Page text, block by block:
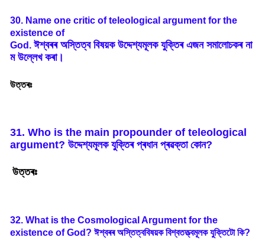
30. Name one critic of teleological argument for the
existence of
God. ঈশ্বৰৰ অস্তিত্ব বিষয়ক উদ্দেশ্যমূলক যুক্তিৰ এজন সমালোচকৰ না
ম উল্লেখ কৰা।
উত্তৰঃ
31. Who is the main propounder of teleological
argument? উদ্দেশ্যমূলক যুক্তিৰ প্ৰধান প্ৰৱক্তা কোন?
উত্তৰঃ
32. What is the Cosmological Argument for the
existence of God? ঈশ্বৰৰ অস্তিত্ববিষয়ক বিশ্বতত্ত্বমূলক যুক্তিটো কি?